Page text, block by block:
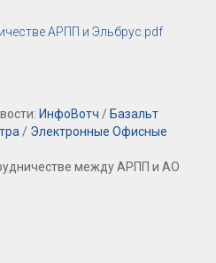
АРПП и Эльбрус.pdf
ИнфоВотч /Базальт
/ Электронные Офисные
между АРПП и АО